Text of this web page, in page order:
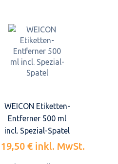
WEICON Etiketten-
Entferner 500 ml
incl. Spezial-Spatel
19,50 € inkl. MwSt.